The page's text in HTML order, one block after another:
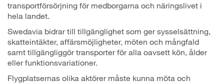
transportförsörjning för medborgarna och näringslivet i
hela landet.
Swedavia bidrar till tillgänglighet som ger sysselsättning,
skatteintäkter, affärsmöjligheter, möten och mångfald
samt tillgängliggör transporter för alla oavsett kön, ålder
eller funktionsvariationer.
Flygplatsernas olika aktörer måste kunna möta och